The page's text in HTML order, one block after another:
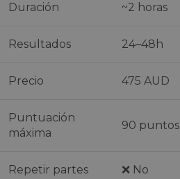
Duración ~2 horas
Resultados 24–48h
Precio 475 AUD
Puntuación
máxima
90 puntos
Repetir partes ❌ No